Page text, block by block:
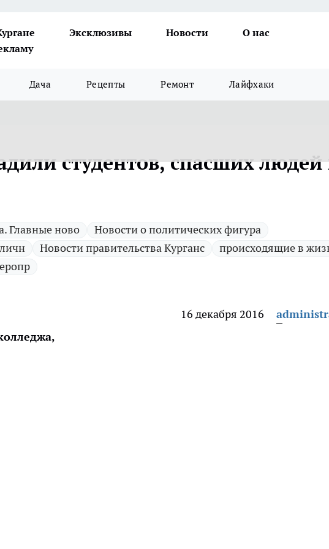
Эксклюзивы Новости
О нас
Дача Рецепты Ремонт Лайфхаки
студентов, спасших людей
Главные ново
Новости о политических фигура
Новости правительства Курганс
происходящие в
16 декабря 2016